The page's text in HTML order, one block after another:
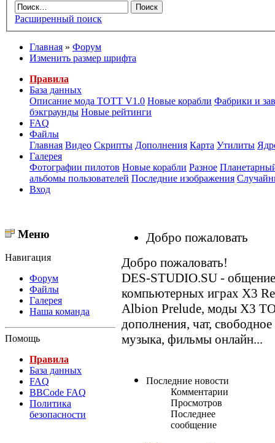
Расширенный поиск
Главная » Форум
Изменить размер шрифта
Правила
База данных
Описание мода ТОТТ V1.0 Новые корабли Фабрики и
бэкграунды Новые рейтинги
FAQ
Файлы
Главная Видео Скрипты Дополнения Карта Утилиты
Галерея
Фотографии пилотов Новые корабли Разное
альбомы пользователей Последние изображения
Вход
Меню
Навигация
Форум
Файлы
Галерея
Наша команда
Помощь
Правила
База данных
FAQ
BBCode FAQ
Политика
безопасности
Добро пожаловать
Добро пожаловать!
DES-STUDIO.SU - общение
компьютерных играх X3
Albion Prelude, моды X3
дополнения, чат,
музыка, фильмы онлайн...
Последние новости
Комментарии
Просмотров
Последнее
сообщение